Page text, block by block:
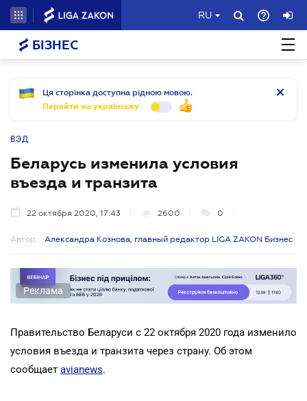
RU
БІЗНЕС
Ця сторінка доступна рідною мовою.
Перейти на українську
ВЭД
Беларусь изменила условия
въезда и транзита
22 октября 2020, 17:43 2600 0
Автор: Александра Кознова, главный редактор LIGA ZAKON Бизнес
Реклама
Правительство Беларуси с 22 октября 2020 года изменило
условия въезда и транзита через страну. Об этом
сообщает avianews.